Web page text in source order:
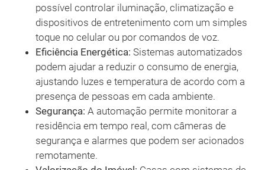
possível controlar iluminação, climatização e
dispositivos de entretenimento com um simples
toque no celular ou por comandos de voz.
Eficiência Energética: Sistemas automatizados
podem ajudar a reduzir o consumo de energia,
ajustando luzes e temperatura de acordo com a
presença de pessoas em cada ambiente.
Segurança: A automação permite monitorar a
residência em tempo real, com câmeras de
segurança e alarmes que podem ser acionados
remotamente.